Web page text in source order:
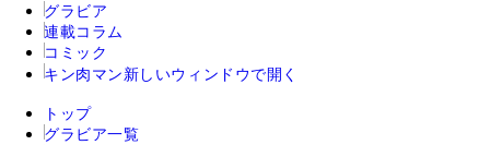
グラビア
連載コラム
コミック
キン肉マン 新しいウィンドウで開く
トップ
グラビア一覧